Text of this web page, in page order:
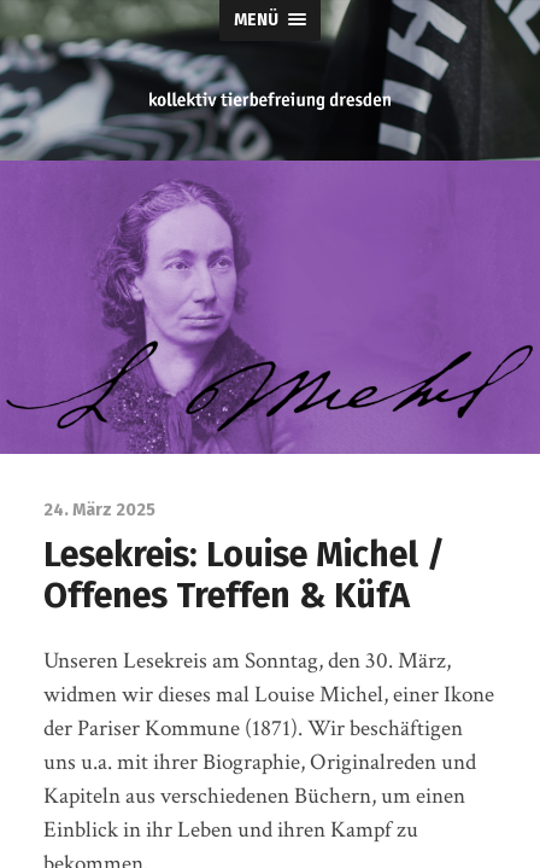
MENÜ
tierbefreiung
24. März 2025
Lesekreis: Louise Michel /
Offenes Treffen & KüfA
Unseren Lesekreis am Sonntag, den 30. März,
widmen wir dieses mal Louise Michel, einer Ikone
der Pariser Kommune (1871). Wir beschäftigen
uns u.a. mit ihrer Biographie, Originalreden und
Kapiteln aus verschiedenen Büchern, um einen
Einblick in ihr Leben und ihren Kampf zu